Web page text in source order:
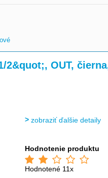
2&quot;, OUT,
zobraziť ďalšie detaily
Hodnotenie produktu
Hodnotené 11x